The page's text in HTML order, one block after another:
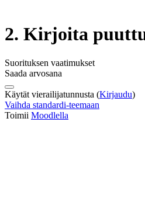
2. Kirjoita
Suorituksen vaatimukset
Saada arvosana
Käytät vierailijatunnusta (Kirjaudu)
Vaihda standardi-teemaan
Toimii Moodlella